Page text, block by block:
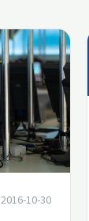
2016-10-30